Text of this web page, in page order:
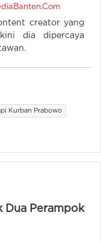
creator yang
dia dipercaya
Kurban Prabowo
Dua Perampok